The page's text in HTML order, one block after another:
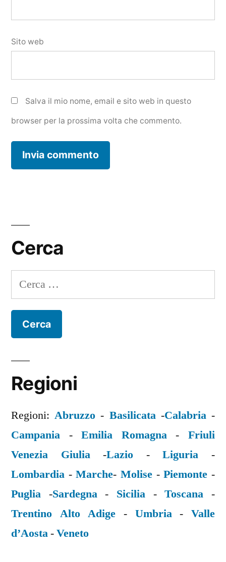
Sito web
Salva il mio nome, email e sito web in questo
browser per la prossima volta che commento.
Cerca
Ricerca
per:
Regioni
Regioni:Abruzzo - Basilicata-Calabria-
Campania -Emilia Romagna-Friuli
Venezia Giulia-Lazio -Liguria -
Lombardia -Marche-Molise -Piemonte -
Puglia -Sardegna- Sicilia -Toscana -
Trentino Alto Adige - Umbria-Valle
d’Aosta-Veneto